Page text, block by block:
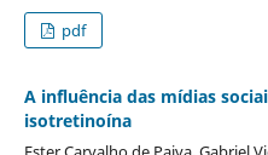
pdf
A influência das mídias
isotretinoína